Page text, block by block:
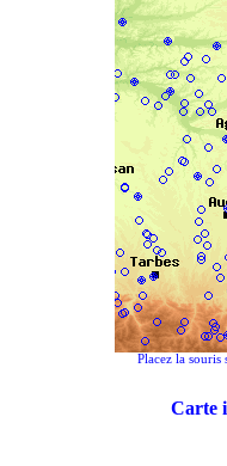
Placez la
Carte